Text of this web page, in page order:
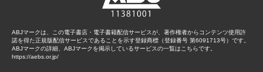
ABJマークは、この電子書店・電子書籍配信サービスが、著作権者からコンテンツ使用許
諾を得た正規版配信サービスであることを示す登録商標（登録番号 第6091713号）です。
ABJマークの詳細、ABJマークを掲示しているサービスの一覧はこちらです。
https://aebs.or.jp/